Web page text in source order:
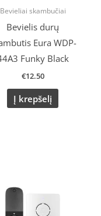
Bevieliai skambučiai
Bevielis durų
Eura WDP-
Funky Black
€12.50
Į krepšelį